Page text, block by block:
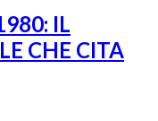
IL
CHE CITA